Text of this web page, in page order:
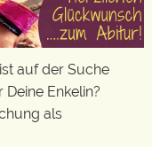
auf der Suche
Enkelin?
als